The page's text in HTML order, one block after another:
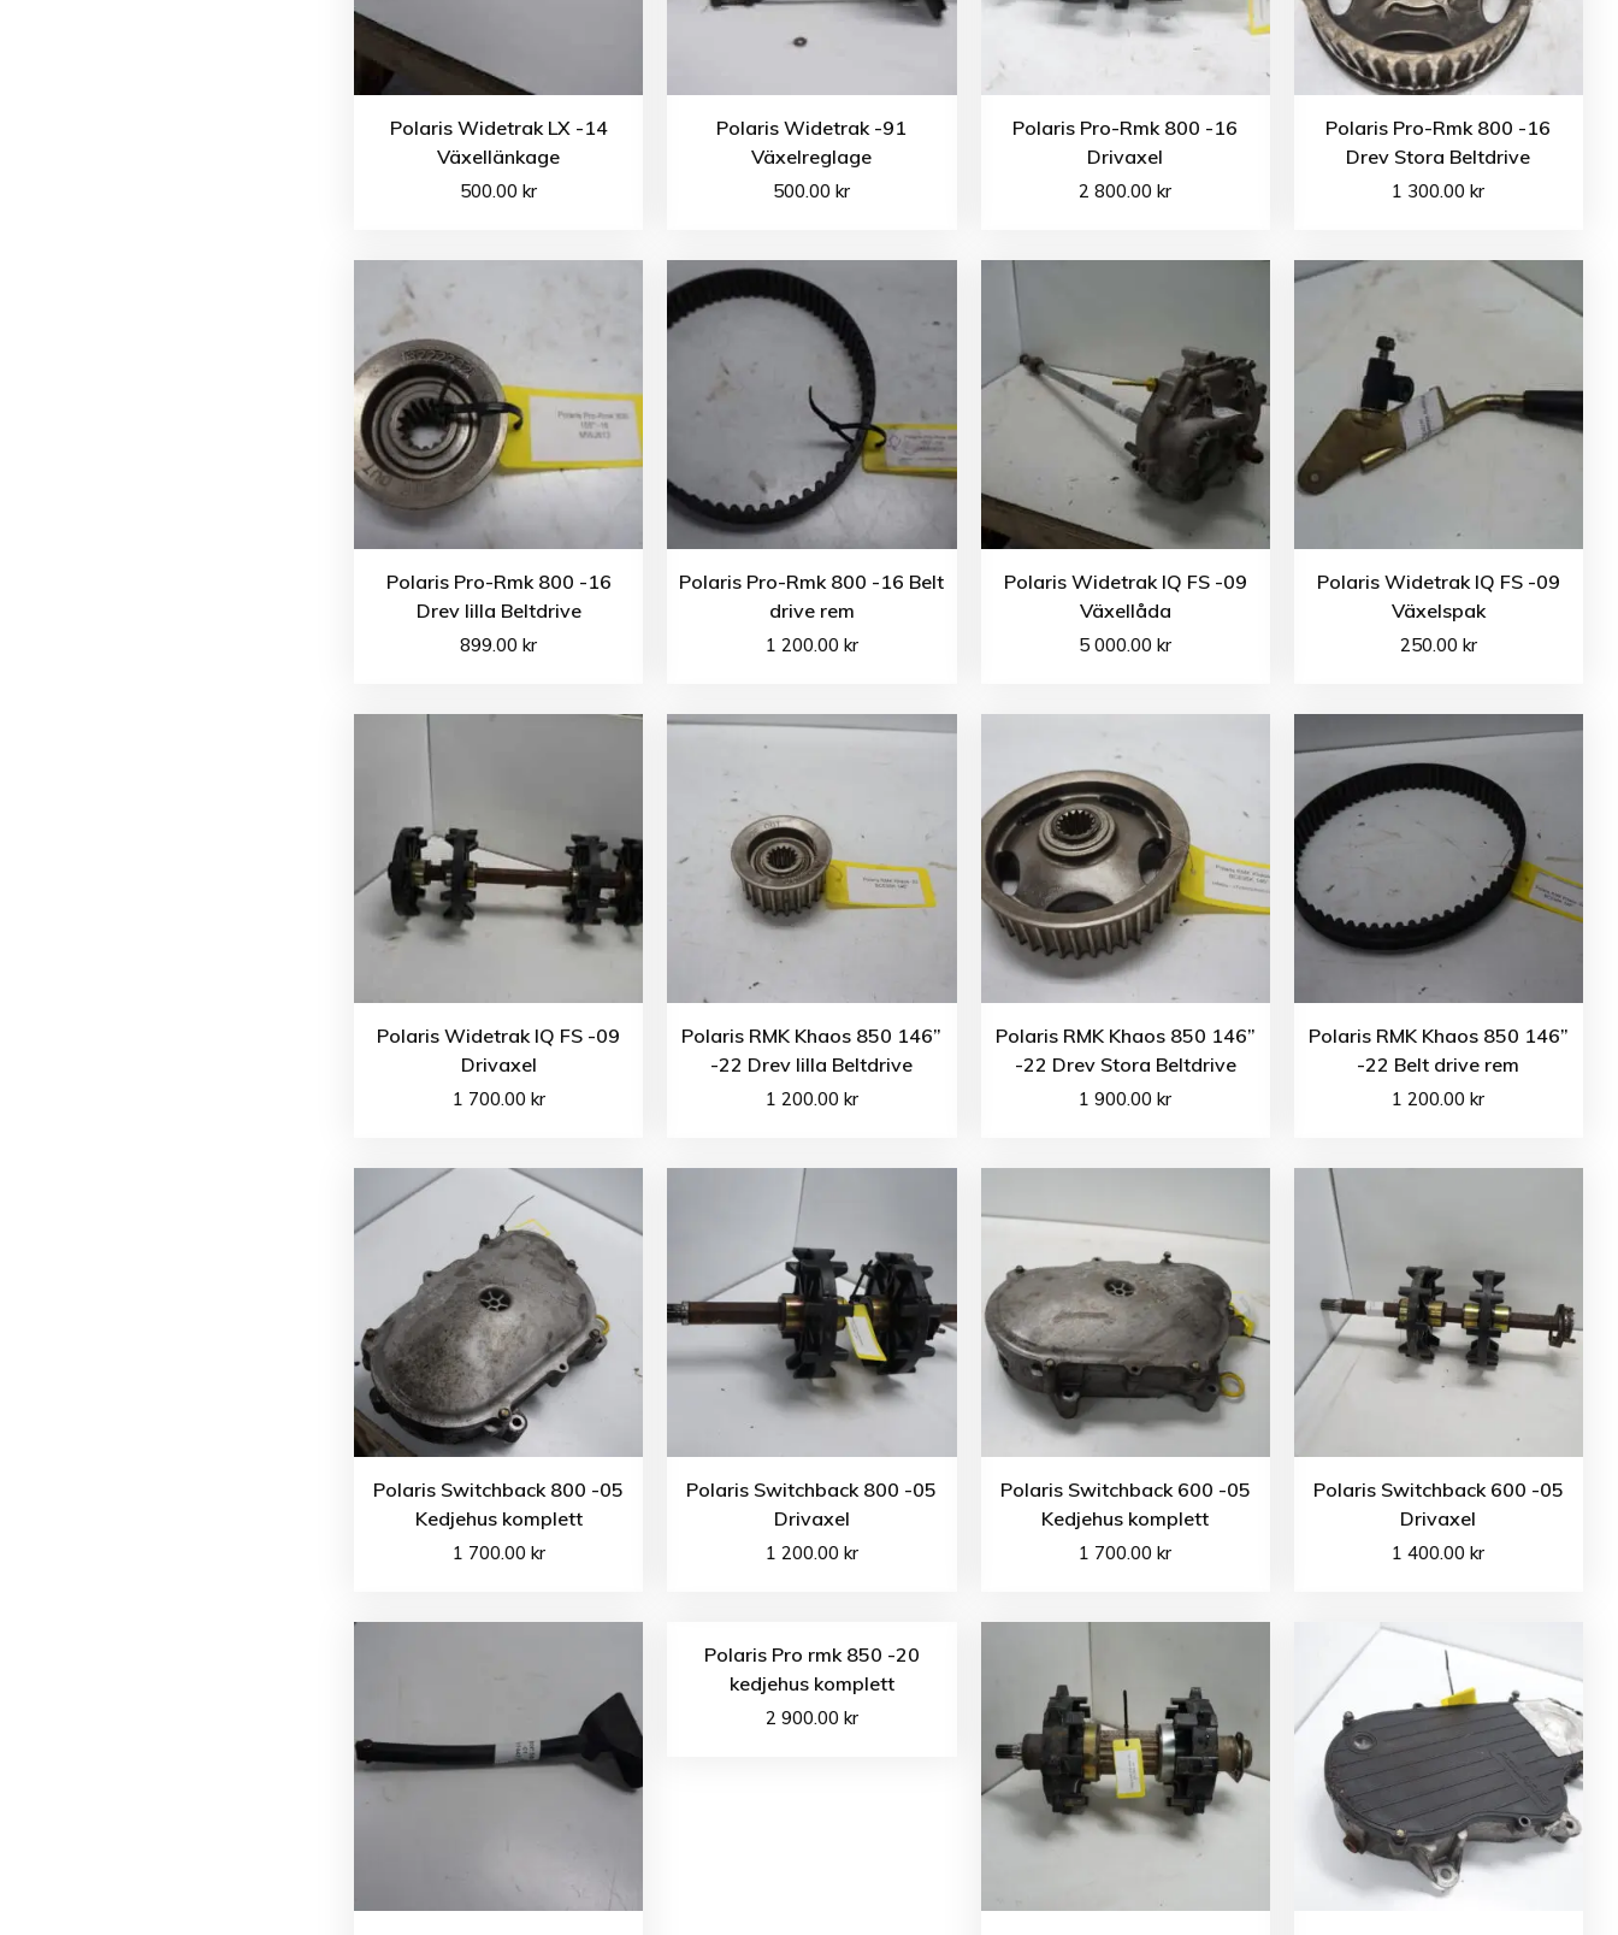
Polaris Widetrak LX -14
Växellänkage
500.00kr
Polaris Widetrak -91
Växelreglage
500.00kr
Polaris Pro-Rmk 800 -16
Drivaxel
2 800.00kr
Polaris Pro-Rmk 800 -16
Drev Stora Beltdrive
1 300.00kr
Polaris Pro-Rmk 800 -16
Drev lilla Beltdrive
899.00kr
Polaris Pro-Rmk 800 -16 Belt
drive rem
1 200.00 kr
Polaris Widetrak IQ FS -09
Växellåda
5 000.00kr
Polaris Widetrak IQ FS -09
Växelspak
250.00 kr
Polaris Widetrak IQ FS -09
Drivaxel
1 700.00 kr
Polaris RMK Khaos 850 146”
-22 Drev lilla Beltdrive
1 200.00 kr
Polaris RMK Khaos 850 146”
-22 Drev Stora Beltdrive
1 900.00kr
Polaris RMK Khaos 850 146”
-22 Belt drive rem
1 200.00kr
Polaris Switchback 800 -05
Kedjehus komplett
1 700.00 kr
Polaris Switchback 800 -05
Drivaxel
1 200.00 kr
Polaris Switchback 600 -05
Kedjehus komplett
1 700.00kr
Polaris Switchback 600 -05
Drivaxel
1 400.00kr
Polaris Pro rmk 850 -20
kedjehus komplett
2 900.00 kr